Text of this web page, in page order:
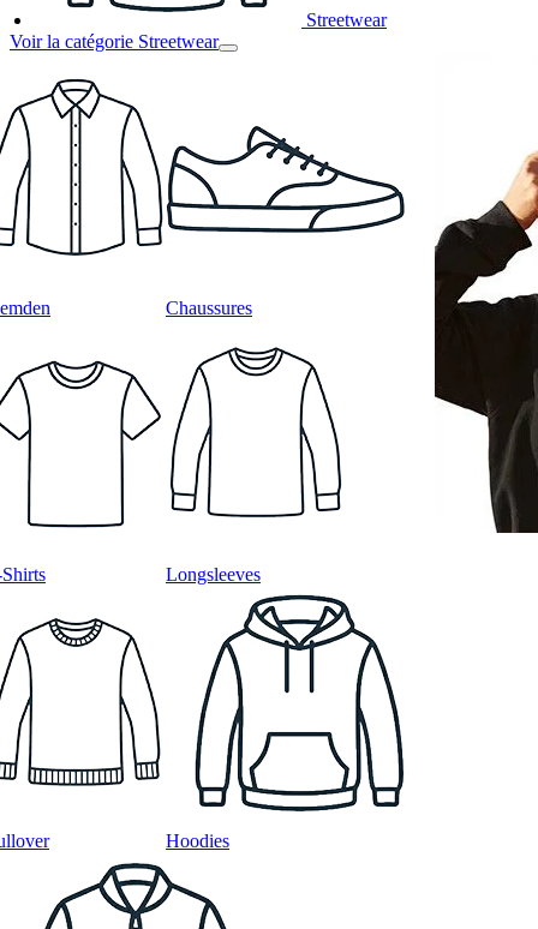
Streetwear
Voir la catégorie Streetwear
Chaussures
Longsleeves
Hoodies